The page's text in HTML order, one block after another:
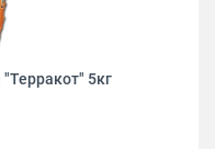
5кг